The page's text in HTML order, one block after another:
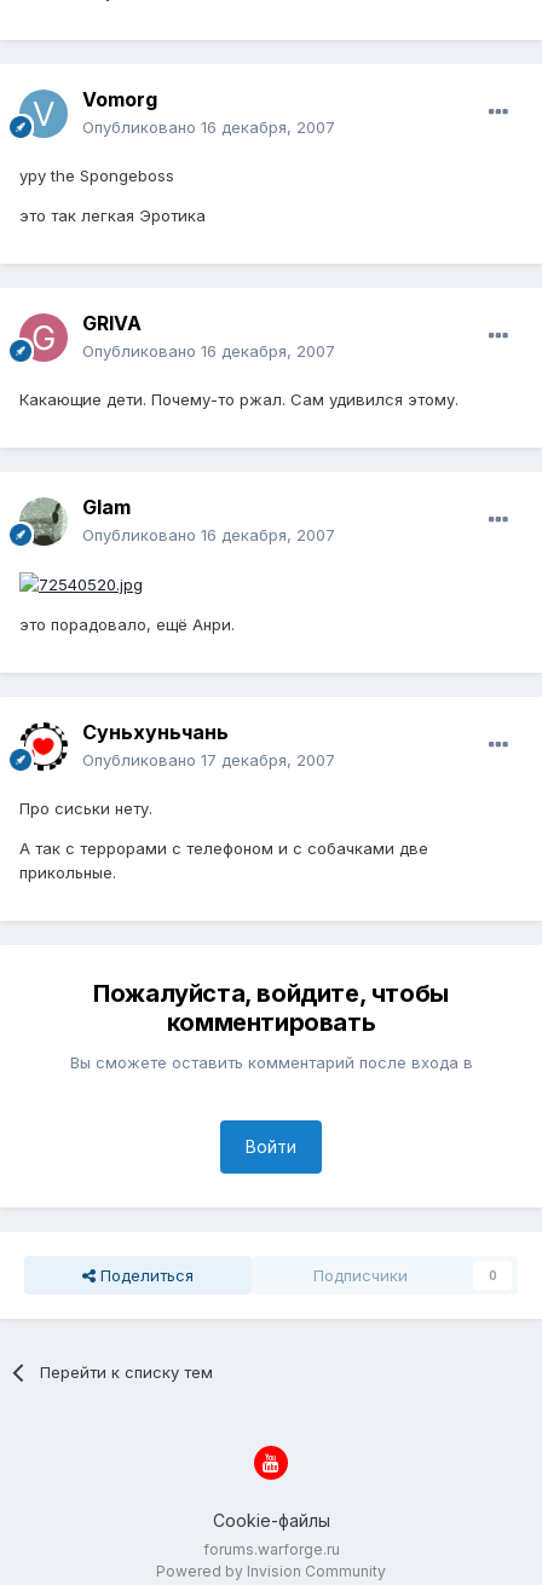
Vomorg
Опубликовано 16 декабря, 2007
ypy the Spongeboss
это так легкая Эротика
GRIVA
Опубликовано 16 декабря, 2007
Какающие дети. Почему-то ржал. Сам удивился этому.
Glam
Опубликовано 16 декабря, 2007
это порадовало, ещё Анри.
Суньхуньчань
Опубликовано 17 декабря, 2007
Про сиськи нету.
А так с террорами с телефоном и с собачками две
прикольные.
Пожалуйста, войдите, чтобы
комментировать
Вы сможете оставить комментарий после входа в
Войти
Поделиться Подписчики 0
Перейти к списку тем
Cookie-файлы
forums.warforge.ru
Powered by Invision Community